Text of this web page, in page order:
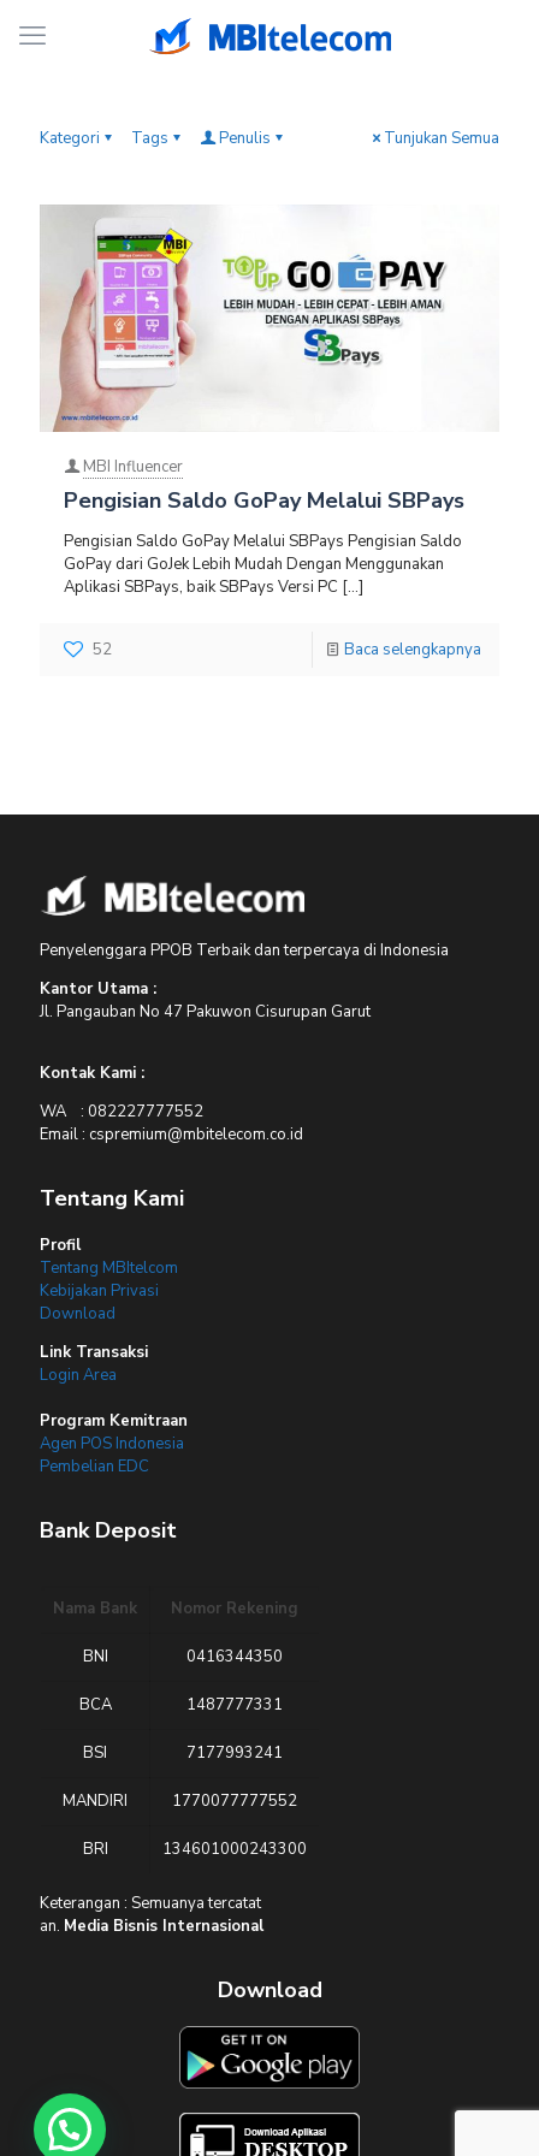
Kategori Tags Penulis Tunjukan Semua
MBI Influencer
Pengisian Saldo GoPay Melalui SBPays
Pengisian Saldo GoPay Melalui SBPays Pengisian Saldo
GoPay dari GoJek Lebih Mudah Dengan Menggunakan
Aplikasi SBPays, baik SBPays Versi PC […]
52 Baca selengkapnya
Penyelenggara PPOB Terbaik dan terpercaya di Indonesia
Kantor Utama :
Jl. Pangauban No 47 Pakuwon Cisurupan Garut
Kontak Kami :
WA : 082227777552
Email : cspremium@mbitelecom.co.id
Tentang Kami
Profil
Tentang MBItelcom
Kebijakan Privasi
Download
Link Transaksi
Login Area
Program Kemitraan
Agen POS Indonesia
Pembelian EDC
Bank Deposit
Nama Bank Nomor Rekening
BNI 0416344350
BCA 1487777331
BSI 7177993241
MANDIRI 1770077777552
BRI 134601000243300
Keterangan : Semuanya tercatat
an. Media Bisnis Internasional
Download